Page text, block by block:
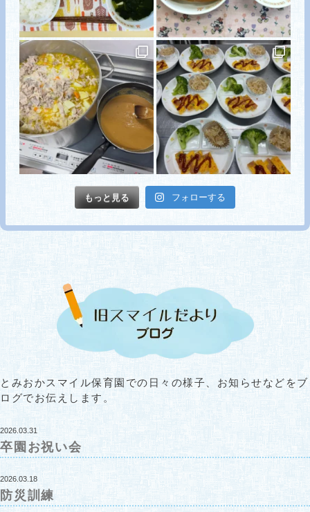
もっと見る フォローする
とみおかスマイル保育園での日々の様子、お知らせなどをブ
ログでお伝えします。
2026.03.31
卒園お祝い会
2026.03.18
防災訓練